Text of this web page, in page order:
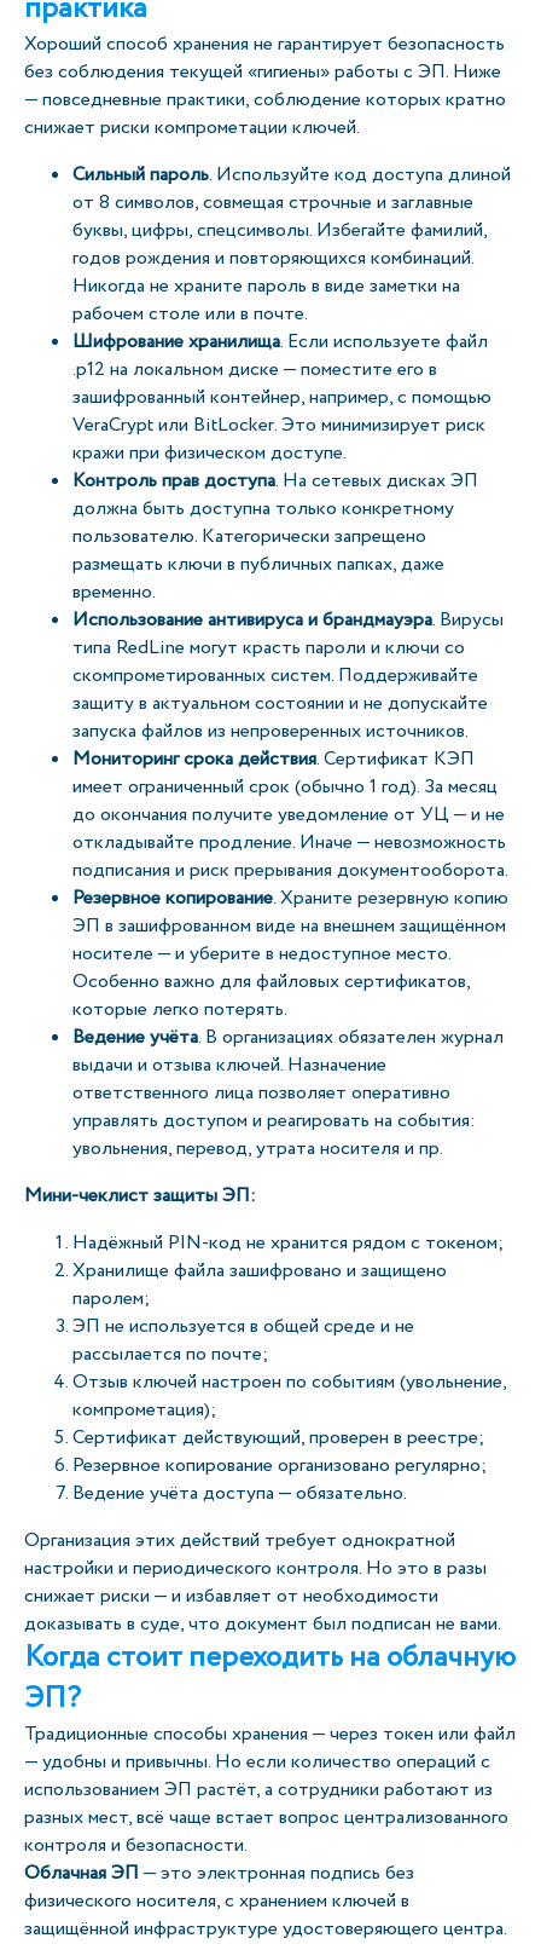
практика
Хороший способ хранения не гарантирует безопасность
без соблюдения текущей «гигиены» работы с ЭП. Ниже
— повседневные практики, соблюдение которых кратно
снижает риски компрометации ключей.
Сильный пароль. Используйте код доступа длиной
от 8 символов, совмещая строчные и заглавные
буквы, цифры, спецсимволы. Избегайте фамилий,
годов рождения и повторяющихся комбинаций.
Никогда не храните пароль в виде заметки на
рабочем столе или в почте.
Шифрование хранилища. Если используете файл
.p12 на локальном диске — поместите его в
зашифрованный контейнер, например, с помощью
VeraCrypt или BitLocker. Это минимизирует риск
кражи при физическом доступе.
Контроль прав доступа. На сетевых дисках ЭП
должна быть доступна только конкретному
пользователю. Категорически запрещено
размещать ключи в публичных папках, даже
временно.
Использование антивируса и брандмауэра. Вирусы
типа RedLine могут красть пароли и ключи со
скомпрометированных систем. Поддерживайте
защиту в актуальном состоянии и не допускайте
запуска файлов из непроверенных источников.
Мониторинг срока действия. Сертификат КЭП
имеет ограниченный срок (обычно 1 год). За месяц
до окончания получите уведомление от УЦ — и не
откладывайте продление. Иначе — невозможность
подписания и риск прерывания документооборота.
Резервное копирование. Храните резервную копию
ЭП в зашифрованном виде на внешнем защищённом
носителе — и уберите в недоступное место.
Особенно важно для файловых сертификатов,
которые легко потерять.
Ведение учёта. В организациях обязателен журнал
выдачи и отзыва ключей. Назначение
ответственного лица позволяет оперативно
управлять доступом и реагировать на события:
увольнения, перевод, утрата носителя и пр.
Мини-чеклист защиты ЭП:
Надёжный PIN-код не хранится рядом с токеном;
Хранилище файла зашифровано и защищено
паролем;
ЭП не используется в общей среде и не
рассылается по почте;
Отзыв ключей настроен по событиям (увольнение,
компрометация);
Сертификат действующий, проверен в реестре;
Резервное копирование организовано регулярно;
Ведение учёта доступа — обязательно.
Организация этих действий требует однократной
настройки и периодического контроля. Но это в разы
снижает риски — и избавляет от необходимости
доказывать в суде, что документ был подписан не вами.
Когда стоит переходить на облачную
ЭП?
Традиционные способы хранения — через токен или файл
— удобны и привычны. Но если количество операций с
использованием ЭП растёт, а сотрудники работают из
разных мест, всё чаще встает вопрос централизованного
контроля и безопасности.
Облачная ЭП — это электронная подпись без
физического носителя, с хранением ключей в
защищённой инфраструктуре удостоверяющего центра.